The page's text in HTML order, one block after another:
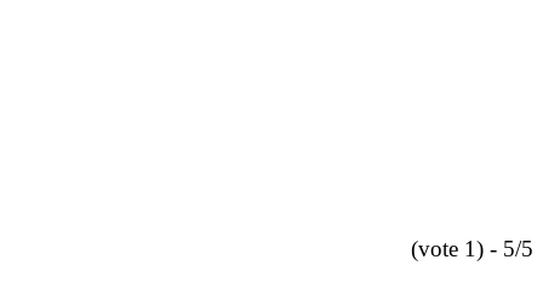
5/5 - (1 vote)